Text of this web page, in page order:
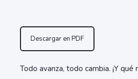
Descargar en PDF
Todo avanza, todo cambia. ¡Y qué